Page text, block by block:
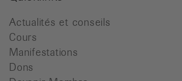
Actualités et conseils
Cours
Manifestations
Dons